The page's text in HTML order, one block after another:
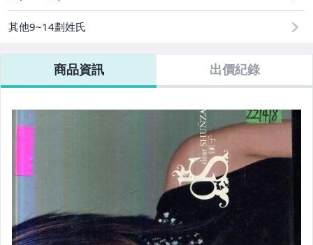
其他9~14劃姓氏
商品資訊 出價紀錄